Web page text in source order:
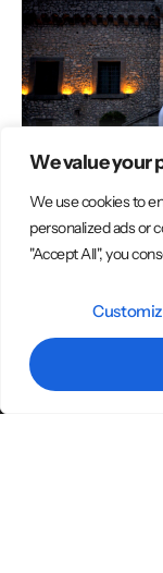
We value your
We use cookies to
personalized ads or
"Accept All", you